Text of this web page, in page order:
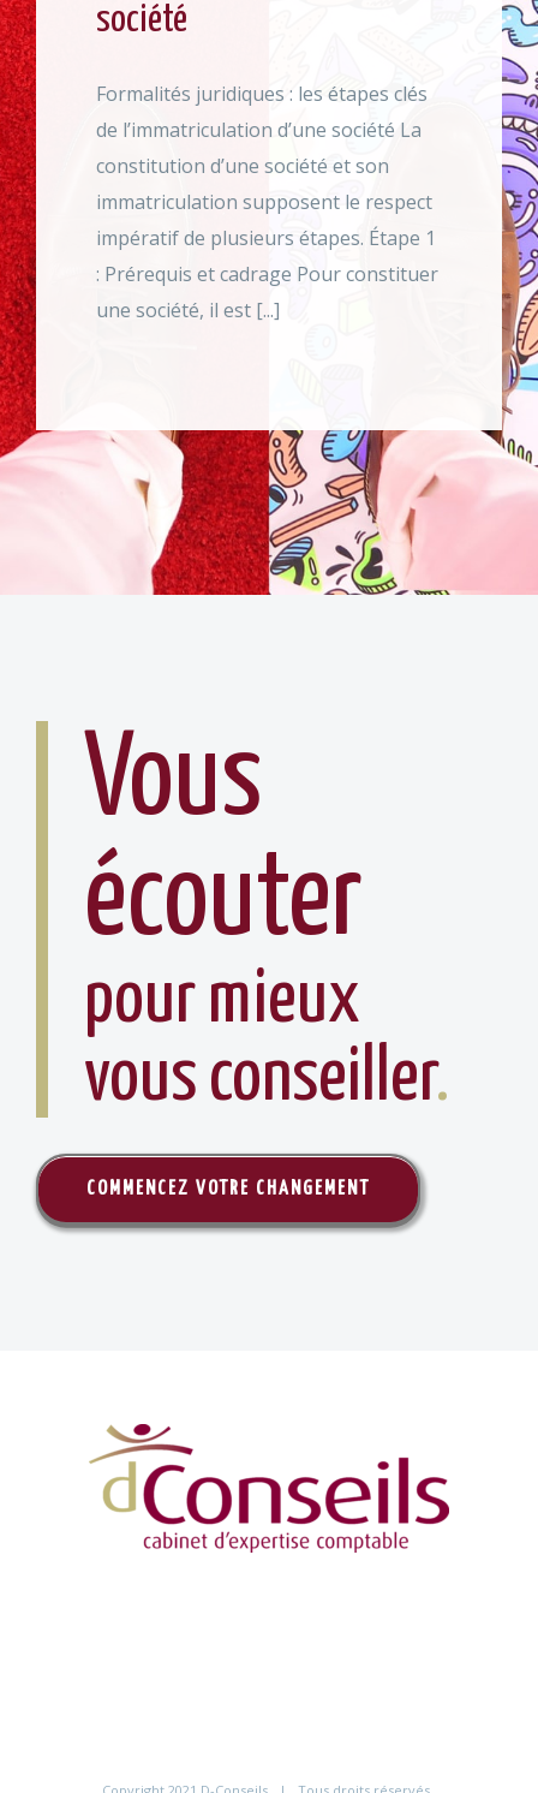
société
Formalités juridiques : les étapes clés
de l’immatriculation d’une société La
constitution d’une société et son
immatriculation supposent le respect
impératif de plusieurs étapes. Étape 1
: Prérequis et cadrage Pour constituer
une société, il est [...]
Vous
écouter
pour mieux
vous conseiller.
COMMENCEZ VOTRE CHANGEMENT